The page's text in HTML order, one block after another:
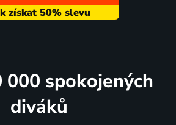
000 spokojených
diváků